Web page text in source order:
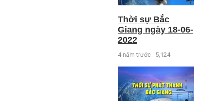
Thời sự Bắc
Giang ngày 18-06-
2022
4 năm trước 5,124